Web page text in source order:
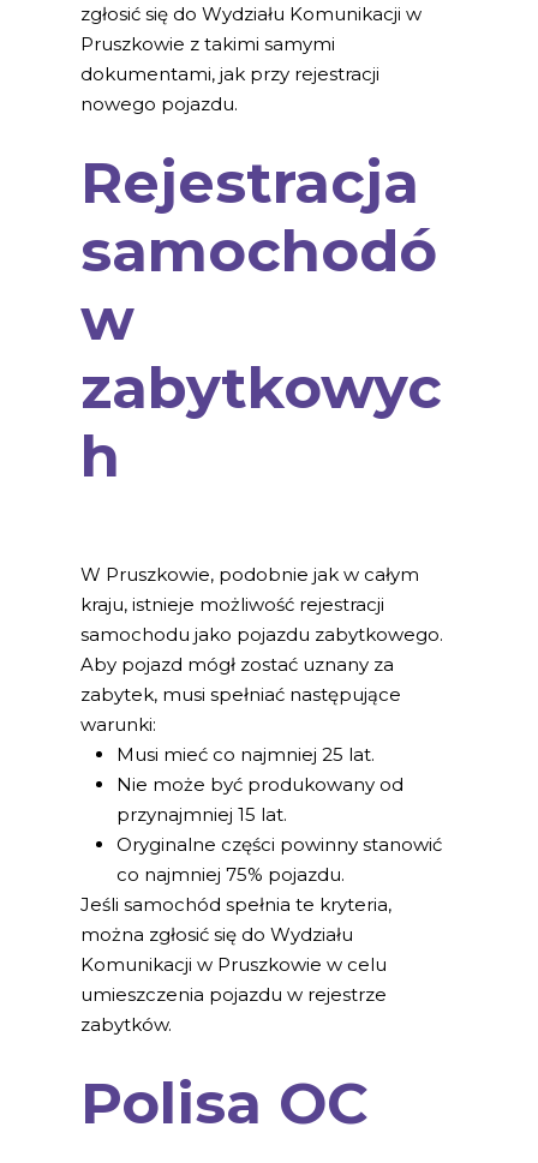
zgłosić się do Wydziału Komunikacji w
Pruszkowie z takimi samymi
dokumentami, jak przy rejestracji
nowego pojazdu.
Rejestracja
samochodó
w
zabytkowyc
h
W Pruszkowie, podobnie jak w całym
kraju, istnieje możliwość rejestracji
samochodu jako pojazdu zabytkowego.
Aby pojazd mógł zostać uznany za
zabytek, musi spełniać następujące
warunki:
Musi mieć co najmniej 25 lat.
Nie może być produkowany od
przynajmniej 15 lat.
Oryginalne części powinny stanowić
co najmniej 75% pojazdu.
Jeśli samochód spełnia te kryteria,
można zgłosić się do Wydziału
Komunikacji w Pruszkowie w celu
umieszczenia pojazdu w rejestrze
zabytków.
Polisa OC